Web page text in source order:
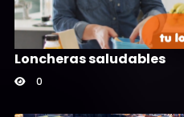
Loncheras saludables
0